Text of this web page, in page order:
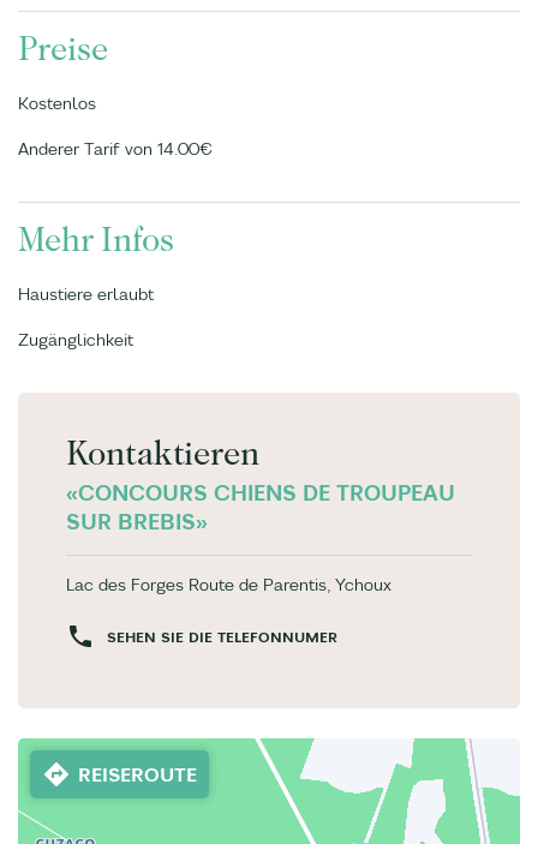
Preise
Kostenlos
Anderer Tarif von 14.00€
Mehr Infos
Haustiere erlaubt
Zugänglichkeit
Kontaktieren
«CONCOURS CHIENS DE TROUPEAU
SUR BREBIS»
Lac des Forges Route de Parentis, Ychoux
SEHEN SIE DIE TELEFONNUMER
REISEROUTE